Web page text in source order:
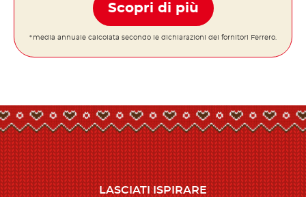
Scopri di più
*media annuale calcolata secondo le dichiarazioni dei fornitori Ferrero.
LASCIATI ISPIRARE